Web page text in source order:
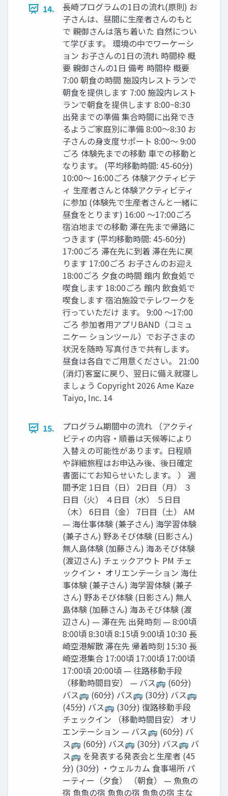
14.
⻑崎プログラムの1⽇の流れ(原則) お
⼦さんは、昼間に⽣産者さんのもと
で 親御さんは落ち着いた ⾃然につい
て学びます。 環境の中でワーケーシ
ョン お⼦さんの1⽇の流れ 時間枠 概
要 親御さんの1⽇ 備考 時間枠 概要
7:00 朝⾷の時間 施設内レストランで
朝⾷を提供します 7:00 施設内レスト
ランで朝⾷を提供します 8:00~8:30
出発までの準備 集合時間に出発でき
るようご家庭別に準備 8:00〜8:30 お
⼦さんの⾝⽀度サポート 8:00〜 9:00
ごろ 体験先までの移動 ⾞での移動と
なります。 (平均移動時間: 45-60分)
10:00〜 16:00ごろ 体験アクティビテ
ィ ⽣産者さんと体験アクティビティ
に参加 (体験先で⽣産者さんと⼀緒に
昼⾷をとります) 16:00 〜17:00ごろ
宿泊地までの移動 滞在先まで帰路に
つきます (平均移動時間: 45-60分)
17:00ごろ 滞在先に到着 滞在先に戻
ります 17:00ごろ お⼦さんのお迎え
18:00ごろ ⼣⾷の時間 館内 飲⾷処で
喫⾷します 18:00ごろ 館内 飲⾷処で
喫⾷します 宿泊施設でテレワークを
⾏っていただけ ます。 9:00 〜17:00
ごろ 参加者⽤アプリBAND（コミュ
ニケー ションツール）でお⼦さまの
状況を随時 写真付きで共有します。
昼⾷は各⾃でご⽤意ください。 21:00
(消灯)客室に戻り、翌⽇に備え就寝し
ましょう Copyright 2026 Ame Kaze
Taiyo, Inc. 14
15.
プログラム期間中の流れ （アクティ
ビティの内容‧順番は天候等により
⼊替えの可能性があります。⽇程順
や詳細旅程はお申込み後、後⽇確定
書⾯にてお知らせいたします。 ） 週
間予定 1⽇⽬（⽇） 2⽇⽬（⽉） ３
⽇⽬（⽕） ４⽇⽬（⽔） ５⽇⽬
（⽊） 6⽇⽬（⾦） 7⽇⽬（⼟） AM
— 海仕事体験 (兼⼦さん) 海学習体験
(兼⼦さん) 野あそび体験 (⽇影さん)
無⼈島体験 (加藤さん) 海あそび体験
(渡辺さん) チェックアウト PM チェ
ックイン‧ オリエンテーション 海仕
事体験 (兼⼦さん) 海学習体験 (兼⼦
さん) 野あそび体験 (⽇影さん) 無⼈
島体験 (加藤さん) 海あそび体験 (渡
辺さん) — 滞在先 出発時刻 — 8:00頃
8:00頃 8:30頃 8:15頃 9:00頃 10:30 ⻑
崎空港解散 滞在先 帰着時刻 15:30 ⻑
崎空港集合 17:00頃 17:00頃 17:00頃
17:00頃 20:00頃 — 往路移動⼿段
（移動時間⽬安） — バス🚌 (60分)
バス🚌 (60分) バス🚌 (30分) バス🚌
(45分) バス🚌 (30分) 復路移動⼿段
チェックイン （移動時間⽬安） オリ
エンテーション — バス🚌 (60分) バ
ス🚌 (60分) バス🚌 (30分) バス🚌 バ
ス🚌 を発表する発表会と⽣産者 (45
分) (30分) ‧ウェルカム ⾷事場所 パ
ーティー（⼣⾷） （朝⾷） — ⿂⿂の
宿 ⿂⿂の宿 ⿂⿂の宿 ⿂⿂の宿 主な